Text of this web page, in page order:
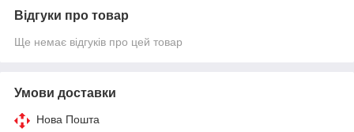
Відгуки про товар
Ще немає відгуків про цей товар
Умови доставки
Нова Пошта